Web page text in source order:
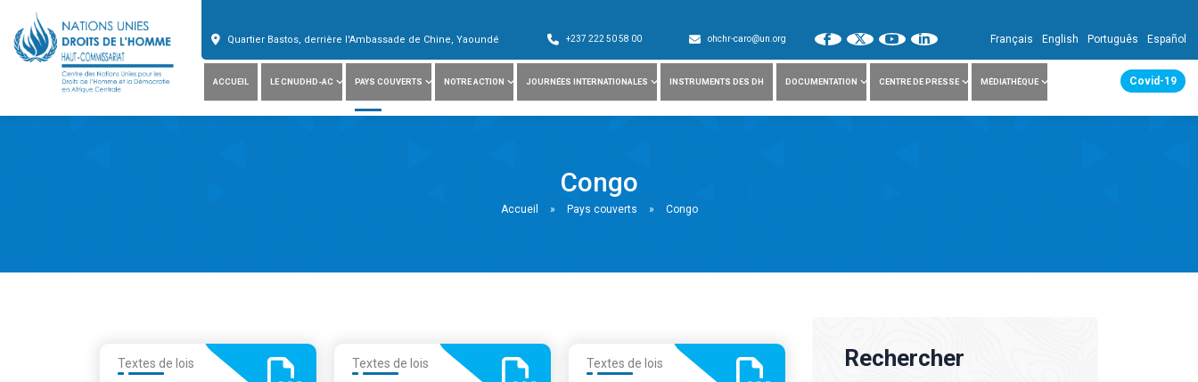
Quartier Bastos, derrière l'Ambassade de Chine, Yaoundé +237 222 50 58 00 ohchr-caro@un.org Français English Português Español
ACCUEIL LE CNUDHD-AC PAYS COUVERTS NOTRE ACTION JOURNÉES INTERNATIONALES INSTRUMENTS DES DH DOCUMENTATION CENTRE DE PRESSE MÉDIATHÈQUE Covid-19
Congo
Accueil » Pays couverts » Congo
Textes de lois Textes de lois Textes de lois Rechercher